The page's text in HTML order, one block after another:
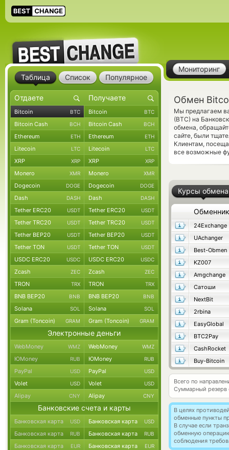
Мониторинг
Обмен
Мы предлагаем
(BTC) на
обмена,
сайте, были
Клиентам,
все возможные
Курсы обмена
Обменник
24Exchange
UAchanger
Best-Obmen
KZ007
Amgchange
Сатоши
NextBit
2rbina
EasyGlobal
BTC2Pay
CashRocket
Buy-Bitcoin
Всего по
Суммарный резерв
В целях
обменные пункты
В случае если
обменную
соблюдения
Таблица Список Популярное
Bitcoin BTC Bitcoin BTC
Bitcoin Cash BCH Bitcoin Cash BCH
Ethereum ETH Ethereum ETH
Litecoin LTC Litecoin LTC
XRP XRP XRP XRP
Monero XMR Monero XMR
Dogecoin DOGE Dogecoin DOGE
Dash DASH Dash DASH
Tether ERC20 USDT Tether ERC20 USDT
Tether TRC20 USDT Tether TRC20 USDT
Tether BEP20 USDT Tether BEP20 USDT
Tether TON USDT Tether TON USDT
USDC ERC20 USDC USDC ERC20 USDC
Zcash ZEC Zcash ZEC
TRON TRX TRON TRX
BNB BEP20 BNB BNB BEP20 BNB
Solana SOL Solana SOL
Gram (Toncoin) GRAM Gram (Toncoin) GRAM
Электронные деньги
WebMoney WMZ WebMoney WMZ
ЮMoney RUB ЮMoney RUB
PayPal USD PayPal USD
Volet USD Volet USD
Alipay CNY Alipay CNY
Банковские счета и карты
Банковская карта USD Банковская карта USD
Банковская карта RUB Банковская карта RUB
Банковская карта EUR Банковская карта EUR